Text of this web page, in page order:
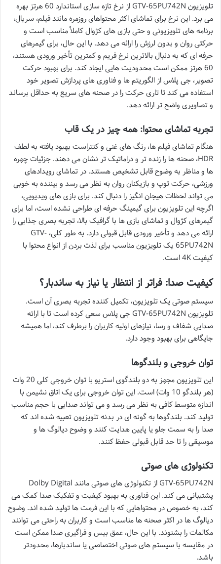
تلویزیون GTV-65PU742N از نرخ تازه سازی استاندارد 60 هرتز بهره
می برد. این نرخ برای تماشای اکثر محتواهای روزمره مانند فیلم، سریال،
برنامه های تلویزیونی و حتی بازی های کژوال کاملاً مناسب است و
حرکتی روان و بدون لرزش را ارائه می دهد. با این حال، برای گیمرهای
حرفه ای که به دنبال بالاترین نرخ فریم و کمترین تأخیر ورودی هستند،
60 هرتز ممکن است محدودیت هایی ایجاد کند. برای بهبود حرکت
تصویر، جی پلاس از الگوریتم ها و فناوری های پردازش تصویر خود
استفاده می کند تا تاری حرکت را در صحنه های سریع به حداقل برساند
و تصاویری واضح تر ارائه دهد.
تجربه تماشای محتوا: همه چیز در یک قاب
هنگام تماشای فیلم ها، رنگ های غنی و کنتراست بهبود یافته به لطف
HDR، صحنه ها را زنده تر و دراماتیک تر نشان می دهند. جزئیات چهره
ها و مناظر به وضوح قابل تشخیص هستند. در تماشای رویدادهای
ورزشی، حرکت توپ و بازیکنان روان به نظر می رسد و بیننده به خوبی
می تواند لحظات هیجان انگیز را دنبال کند. برای بازی های ویدیویی،
اگرچه این تلویزیون برای گیمینگ حرفه ای طراحی نشده است، اما برای
گیمرهای کژوال و تماشای بازی ها با گرافیک بالا، تجربه بصری جذابی را
ارائه می دهد و تأخیر ورودی قابل قبولی دارد. به طور کلی، GTV-
65PU742N یک تلویزیون مناسب برای لذت بردن از انواع محتوا با
کیفیت 4K است.
کیفیت صدا: فراتر از انتظار یا نیاز به ساندبار؟
سیستم صوتی یک تلویزیون، تکمیل کننده تجربه بصری آن است.
تلویزیون GTV-65PU742N جی پلاس سعی کرده است تا با ارائه
صدایی شفاف و رسا، نیازهای اولیه کاربران را برطرف کند، اما همیشه
جایگاهی برای بهبود وجود دارد.
توان خروجی و بلندگوها
این تلویزیون مجهز به دو بلندگوی استریو با توان خروجی کلی 20 وات
(هر بلندگو 10 وات) است. این توان خروجی برای یک اتاق نشیمن با
اندازه متوسط کافی به نظر می رسد و می تواند صدایی با حجم مناسب
تولید کند. بلندگوها به گونه ای در بدنه تلویزیون تعبیه شده اند که
صدا را به سمت جلو یا پایین هدایت کنند و وضوح دیالوگ ها و
موسیقی را تا حد قابل قبولی حفظ کنند.
تکنولوژی های صوتی
GTV-65PU742N از تکنولوژی های صوتی مانند Dolby Digital
پشتیبانی می کند. این فناوری به بهبود کیفیت و تفکیک صدا کمک می
کند، به خصوص در محتواهایی که با این فرمت ها تولید شده اند. وضوح
دیالوگ ها در اکثر صحنه ها مناسب است و کاربران به راحتی می توانند
مکالمات را بشنوند. با این حال، عمق بیس و فراگیری صدا ممکن است
در مقایسه با سیستم های صوتی اختصاصی یا ساندبارها، محدودتر
باشد.